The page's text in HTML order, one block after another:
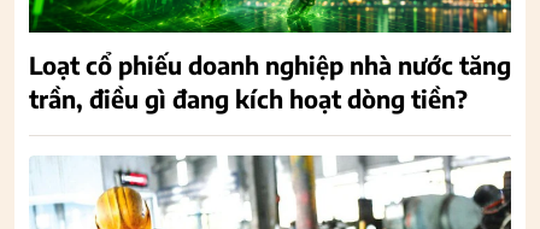
Loạt cổ phiếu doanh nghiệp nhà nước tăng
trần, điều gì đang kích hoạt dòng tiền?